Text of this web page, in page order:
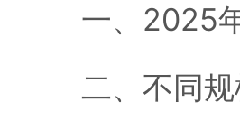
一、2025
二、不同规